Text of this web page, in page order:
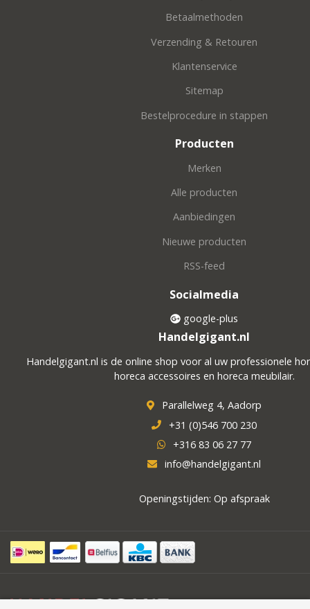
Betaalmethoden
Verzending & Retouren
Klantenservice
Sitemap
Bestelprocedure in stappen
Producten
Merken
Alle producten
Aanbiedingen
Nieuwe producten
RSS-feed
Socialmedia
google-plus
Handelgigant.nl
Handelgigant.nl is de online shop voor al uw professionele
horeca accessoires en horeca meubilair.
Parallelweg 4, Aadorp
+31 (0)546 700 230
+316 83 06 27 77
info@handelgigant.nl
Openingstijden: Op afspraak